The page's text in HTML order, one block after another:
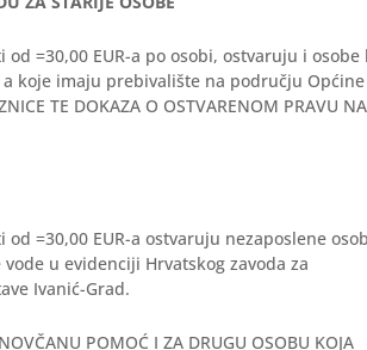
=30,00 EUR-a po osobi, ostvaruju i osobe
koje imaju prebivalište na području
TE DOKAZA O OSTVARENOM PRAVU NA
=30,00 EUR-a ostvaruju nezaposlene
u evidenciji Hrvatskog zavoda za
Ivanić-Grad.
POMOĆ I ZA DRUGU OSOBU KOJA